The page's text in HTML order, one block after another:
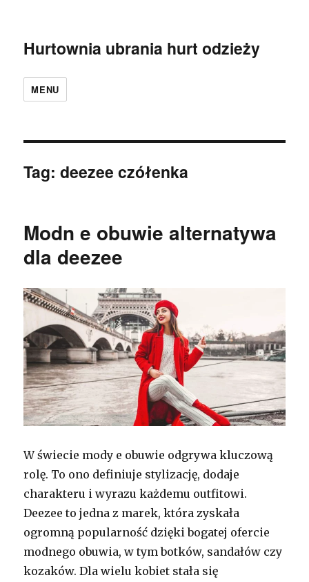
Hurtownia ubrania hurt odzieży
MENU
Tag:deezee czółenka
Modn e obuwie alternatywa
dla deezee
W świecie mody e obuwie odgrywa kluczową
rolę. To ono definiuje stylizację, dodaje
charakteru i wyrazu każdemu outfitowi.
Deezee to jedna z marek, która zyskała
ogromną popularność dzięki bogatej ofercie
modnego obuwia, w tym botków, sandałów czy
kozaków. Dla wielu kobiet stała się